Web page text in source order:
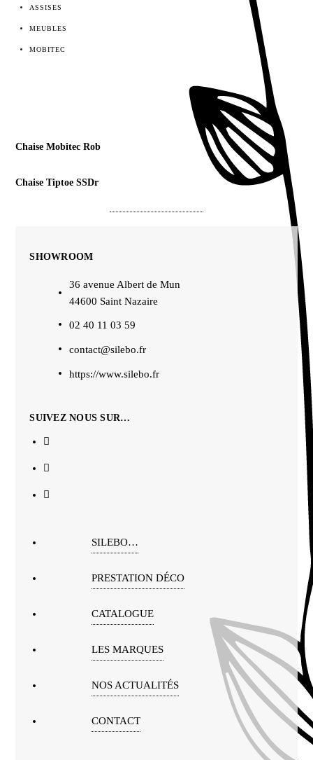
ASSISES
MEUBLES
MOBITEC
Chaise Mobitec Rob
Chaise Tiptoe SSDr
SHOWROOM
36 avenue Albert de Mun
44600 Saint Nazaire
02 40 11 03 59
contact@silebo.fr
https://www.silebo.fr
SUIVEZ NOUS SUR…
SILEBO…
PRESTATION DÉCO
CATALOGUE
LES MARQUES
NOS ACTUALITÉS
CONTACT